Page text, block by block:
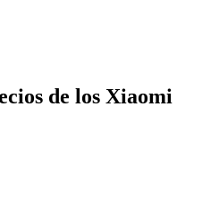
de los Xiaomi